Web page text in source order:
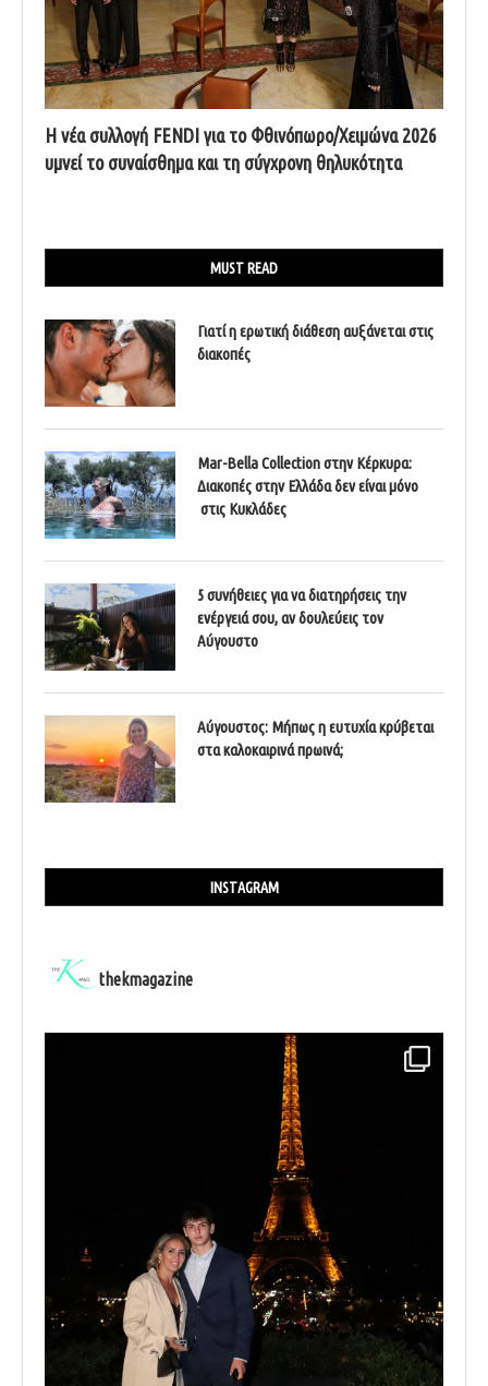
Η νέα συλλογή FENDI για το Φθινόπωρο/Χειμώνα 2026
υμνεί το συναίσθημα και τη σύγχρονη θηλυκότητα
MUST READ
Γιατί η ερωτική διάθεση αυξάνεται στις
διακοπές
Mar-Bella Collection στην Κέρκυρα:
Διακοπές στην Ελλάδα δεν είναι μόνο
στις Κυκλάδες
5 συνήθειες για να διατηρήσεις την
ενέργειά σου, αν δουλεύεις τον
Αύγουστο
Αύγουστος: Μήπως η ευτυχία κρύβεται
στα καλοκαιρινά πρωινά;
INSTAGRAM
thekmagazine